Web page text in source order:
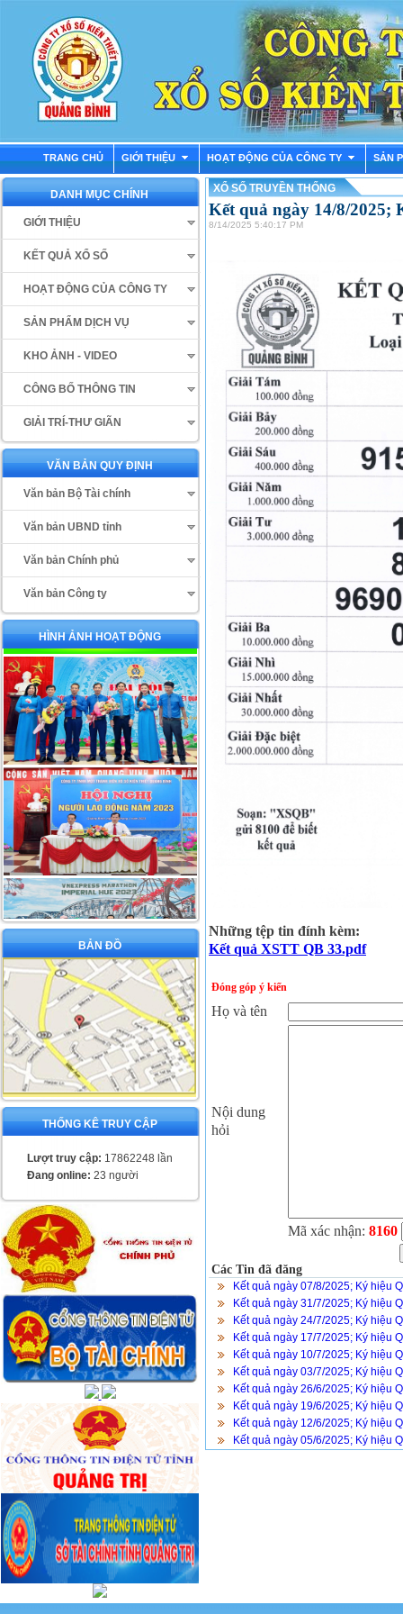
TRANG CHỦ GIỚI THIỆU HOẠT ĐỘNG CỦA CÔNG TY SẢN
DANH MỤC CHÍNH
GIỚI THIỆU
KẾT QUẢ XỔ SỐ
HOẠT ĐỘNG CỦA CÔNG TY
SẢN PHẨM DỊCH VỤ
KHO ẢNH - VIDEO
CÔNG BỐ THÔNG TIN
GIẢI TRÍ-THƯ GIÃN
VĂN BẢN QUY ĐỊNH
Văn bản Bộ Tài chính
Văn bản UBND tỉnh
Văn bản Chính phủ
Văn bản Công ty
HÌNH ẢNH HOẠT ĐỘNG
BẢN ĐỒ
THỐNG KÊ TRUY CẬP
Lượt truy cập: 17862248 lần
Đang online: 23 người
XỔ SỐ TRUYỀN THỐNG
Kết quả ngày 14/8/2025;
8/14/2025 5:40:17 PM
Những tệp tin đính kèm:
Kết quả XSTT QB 33.pdf
Đóng góp ý kiến
Họ và tên
Nội dung
hỏi
Mã xác nhận: 8160
Các Tin đã đăng
Kết quả ngày 07/8/2025; Ký hiệu
Kết quả ngày 31/7/2025; Ký hiệu
Kết quả ngày 24/7/2025; Ký hiệu
Kết quả ngày 17/7/2025; Ký hiệu
Kết quả ngày 10/7/2025; Ký hiệu
Kết quả ngày 03/7/2025; Ký hiệu
Kết quả ngày 26/6/2025; Ký hiệu
Kết quả ngày 19/6/2025; Ký hiệu
Kết quả ngày 12/6/2025; Ký hiệu
Kết quả ngày 05/6/2025; Ký hiệu